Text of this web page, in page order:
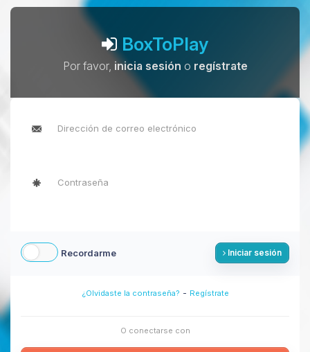
BoxToPlay
Por favor, inicia sesión o regístrate
Recordarme Iniciar sesión
¿Olvidaste la contraseña? - Regístrate
O conectarse con